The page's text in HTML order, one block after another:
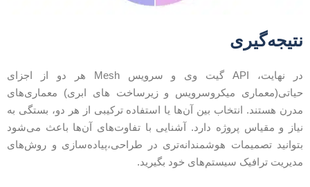
در نهایت، API گیت وی و سرویس Mesh هر دو از اجزای
میکروسرویس و زیرساخت های ابری) معماری‌های
هستند. انتخاب بین آن‌ها یا استفاده ترکیبی از هر دو، بستگی به
و مقیاس پروژه دارد. آشنایی با تفاوت‌های آن‌ها باعث می‌شود
تصمیمات هوشمندانه‌تری در طراحی،پیاده‌سازی و روش‌های
ترافیک سیستم‌های خود بگیرید.